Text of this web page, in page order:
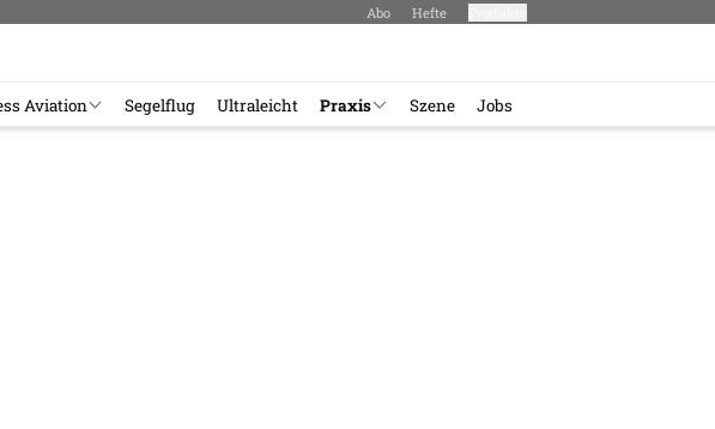
Abo Hefte
Aviation Segelflug Ultraleicht Praxis Szene Jobs